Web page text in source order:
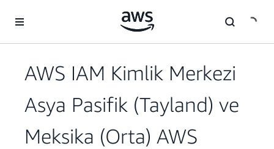
AWS IAM Kimlik Merkezi
Asya Pasifik (Tayland) ve
Meksika (Orta) AWS